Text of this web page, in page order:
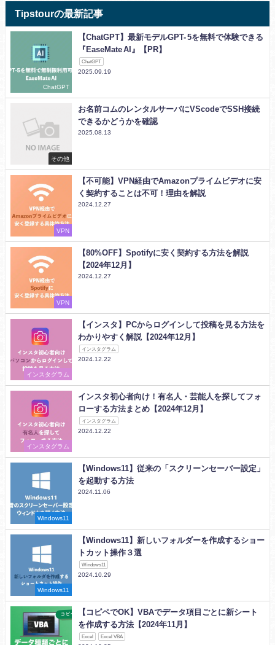
Tipstourの最新記事
ChatGPT
【ChatGPT】最新モデルGPT- 5を無料で体験できる
『EaseMate AI』【PR】
ChatGPT
2025.09.19
その他
お名前コムのレンタルサーバにVScodeでSSH接続
できるかどうかを確認
2025.08.13
VPN
【不可能】VPN経由でAmazonプライムビデオに安
く契約することは不可！理由を解説
2024.12.27
VPN
【80%OFF】Spotifyに安く契約する方法を解説
【2024年12月】
2024.12.27
インスタグラム
【インスタ】PCからログインして投稿を見る方法を
わかりやすく解説【2024年12月】
インスタグラム
2024.12.22
インスタグラム
インスタ初心者向け！有名人・芸能人を探してフォ
ローする方法まとめ【2024年12月】
インスタグラム
2024.12.22
Windows11
【Windows11】従来の「スクリーンセーバー設定」
を起動する方法
2024.11.06
Windows11
【Windows11】新しいフォルダーを作成するショー
トカット操作３選
Windows11
2024.10.29
【コピペでOK】VBAでデータ項目ごとに新シート
を作成する方法【2024年11月】
Excel Excel VBA